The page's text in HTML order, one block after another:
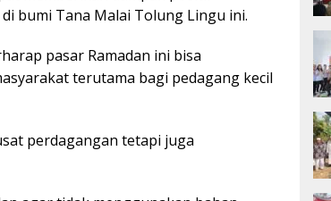
bumi Tana Malai Tolung Lingu ini.
pasar Ramadan ini bisa
terutama bagi pedagang kecil
perdagangan tetapi juga